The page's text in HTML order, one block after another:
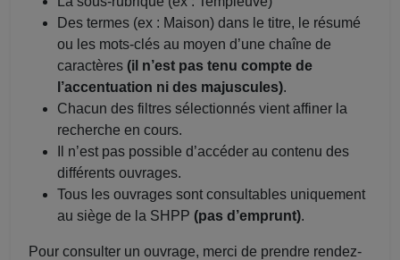
Des termes (ex : Maison) dans le titre, le résumé
ou les mots-clés au moyen d’une chaîne de
caractères (il n’est pas tenu compte de
l’accentuation ni des majuscules).
Chacun des filtres sélectionnés vient affiner la
recherche en cours.
Il n’est pas possible d’accéder au contenu des
différents ouvrages.
Tous les ouvrages sont consultables uniquement
au siège de la SHPP (pas d’emprunt).
Pour consulter un ouvrage, merci de prendre rendez-